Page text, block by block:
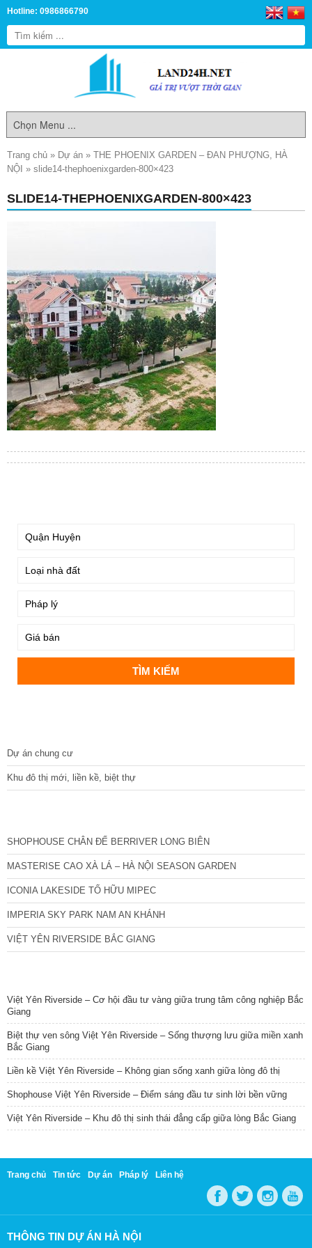
Hotline: 0986866790
Trang chủ » Dự án » THE PHOENIX GARDEN – ĐAN PHƯỢNG, HÀ
NỘI » slide14-thephoenixgarden-800×423
SLIDE14-THEPHOENIXGARDEN-800×423
Dự án chung cư
Khu đô thị mới, liền kề, biệt thự
SHOPHOUSE CHÂN ĐẾ BERRIVER LONG BIÊN
MASTERISE CAO XÀ LÁ – HÀ NỘI SEASON GARDEN
ICONIA LAKESIDE TỐ HỮU MIPEC
IMPERIA SKY PARK NAM AN KHÁNH
VIỆT YÊN RIVERSIDE BẮC GIANG
Việt Yên Riverside – Cơ hội đầu tư vàng giữa trung tâm công nghiệp Bắc
Giang
Biệt thự ven sông Việt Yên Riverside – Sống thượng lưu giữa miền xanh
Bắc Giang
Liền kề Việt Yên Riverside – Không gian sống xanh giữa lòng đô thị
Shophouse Việt Yên Riverside – Điểm sáng đầu tư sinh lời bền vững
Việt Yên Riverside – Khu đô thị sinh thái đẳng cấp giữa lòng Bắc Giang
Trang chủ Tin tức Dự án Pháp lý Liên hệ
THÔNG TIN DỰ ÁN HÀ NỘI